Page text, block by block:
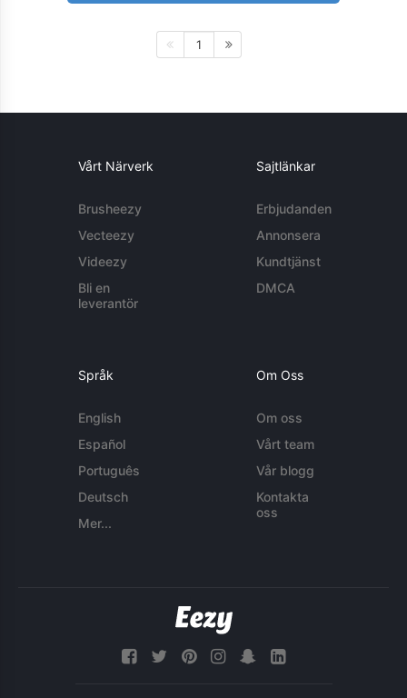
1
Vårt Närverk
Brusheezy
Vecteezy
Videezy
Bli en
leverantör
Sajtlänkar
Erbjudanden
Annonsera
Kundtjänst
DMCA
Språk
English
Español
Português
Deutsch
Mer...
Om Oss
Om oss
Vårt team
Vår blogg
Kontakta
oss